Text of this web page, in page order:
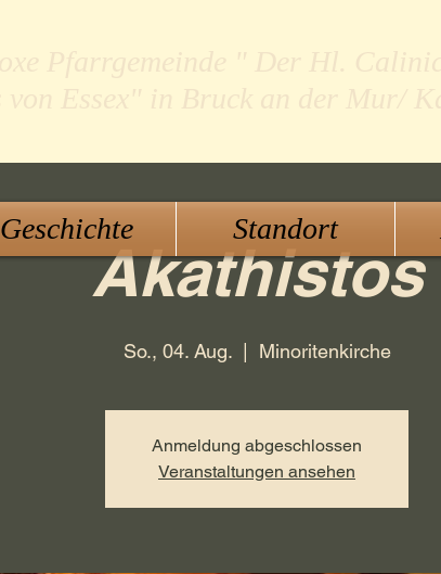
Akathistos
So., 04. Aug.
  |
Minoritenkirche
Anmeldung abgeschlossen
Veranstaltungen ansehen
Geschichte Standort